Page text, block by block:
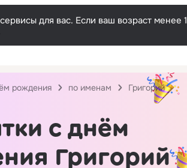
для вас. Если ваш возраст менее
рождения по именам Григорий
с днём
Григорий